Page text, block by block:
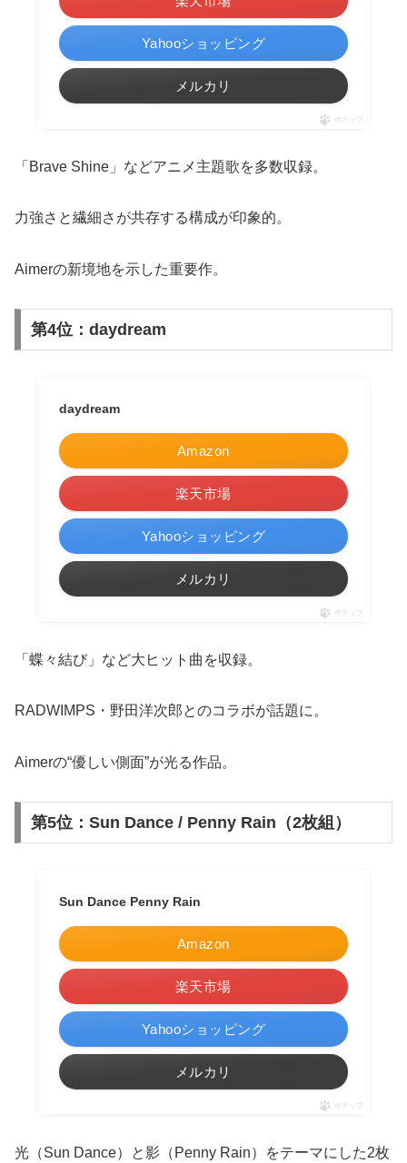
Yahooショッピング
メルカリ
ポチップ
「Brave Shine」などアニメ主題歌を多数収録。
力強さと繊細さが共存する構成が印象的。
Aimerの新境地を示した重要作。
第4位：daydream
daydream
Amazon
楽天市場
Yahooショッピング
メルカリ
ポチップ
「蝶々結び」など大ヒット曲を収録。
RADWIMPS・野田洋次郎とのコラボが話題に。
Aimerの“優しい側面”が光る作品。
第5位：Sun Dance / Penny Rain（2枚組）
Sun Dance Penny Rain
Amazon
楽天市場
Yahooショッピング
メルカリ
ポチップ
光（Sun Dance）と影（Penny Rain）をテーマにした2枚